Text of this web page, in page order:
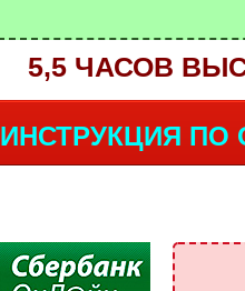
5,5 ЧАСОВ
ИНСТРУКЦИЯ ПО